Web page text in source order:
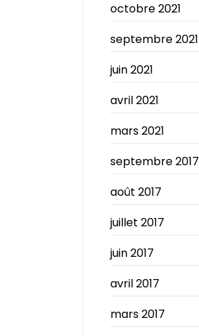
octobre 2021
septembre 2021
juin 2021
avril 2021
mars 2021
septembre 2017
août 2017
juillet 2017
juin 2017
avril 2017
mars 2017